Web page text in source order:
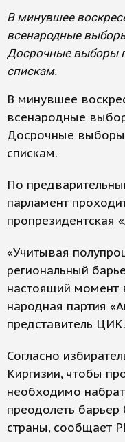
В минувшее
всенародные
Досрочные выборы
спискам.
В минувшее
всенародные
Досрочные выборы
спискам.
По
парламент
пропрезидентская
«Учитывая
региональный
настоящий момент
народная партия
представитель ЦИК.
Согласно
Киргизии, чтобы
необходимо
преодолеть
страны, сообщает